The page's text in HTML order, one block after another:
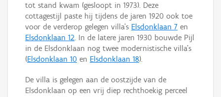
tot stand kwam (gesloopt in 1973). Deze
cottagestijl paste hij tijdens de jaren 1920 ook toe
voor de verderop gelegen villa’s Elsdonklaan 7 en
Elsdonklaan 12. In de latere jaren 1930 bouwde Pijl
in de Elsdonklaan nog twee modernistische villa’s
(Elsdonklaan 10 en Elsdonklaan 18).
De villa is gelegen aan de oostzijde van de
Elsdonklaan op een vrij diep rechthoekig perceel